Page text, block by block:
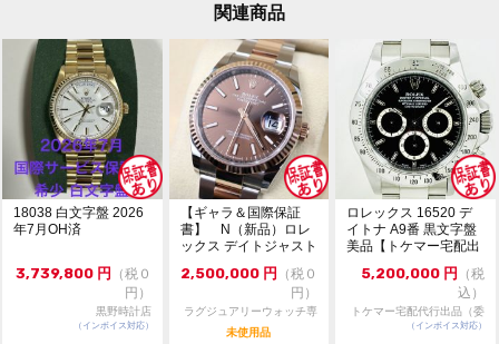
中古品の為、若干の使用感・擦れ・汚れ・焼け・ダメー
ジがございますので、予めご了承の上ご注文ください。
内箱サイズ 縦:約10.0cm × 横:約14.3cm × 高さ:約5.0cm
コメント
・通信販売限定商品の為、実物の確認や他店へのお取り
寄せは出来かねます。
お問い合わせは『出品者へ質問する』タブよりお願い致
します。
・『鑑定前・ 未鑑定（大黒屋の鑑定後のお届けになり
ます）』の表示がござますが、こちらの商品はトケマー
の鑑定が出来ない商品でございますので、ご了承の上ご
注文ください。
関連商品
18038 白文字盤 2026
年7月OH済
3,739,800 円
（税０
円）
黒野時計店
（インボイス対応）
【ギャラ＆国際保証
書】 N（新品）ロレ
ックス デイトジャスト
126231 36m...
2,500,000 円
（税０
円）
ラグジュアリーウォッチ専
門店：R/M
未使用品
ロレックス 16520 デ
イトナ A9番 黒文字盤
美品【トケマー宅配出
5,200,000 円
（税
込）
トケマー宅配代行出品（委
託販売）
（インボイス対応）